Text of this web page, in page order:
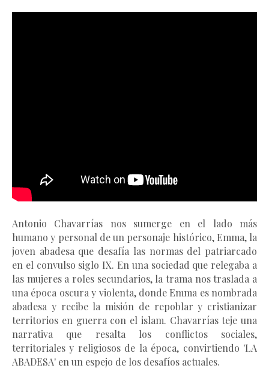
Antonio Chavarrías nos sumerge en el lado más
humano y personal de un personaje histórico, Emma, la
joven abadesa que desafía las normas del patriarcado
en el convulso siglo IX. En una sociedad que relegaba a
las mujeres a roles secundarios, la trama nos traslada a
una época oscura y violenta, donde Emma es nombrada
abadesa y recibe la misión de repoblar y cristianizar
territorios en guerra con el islam. Chavarrías teje una
narrativa que resalta los conflictos sociales,
territoriales y religiosos de la época, convirtiendo 'LA
ABADESA' en un espejo de los desafíos actuales.